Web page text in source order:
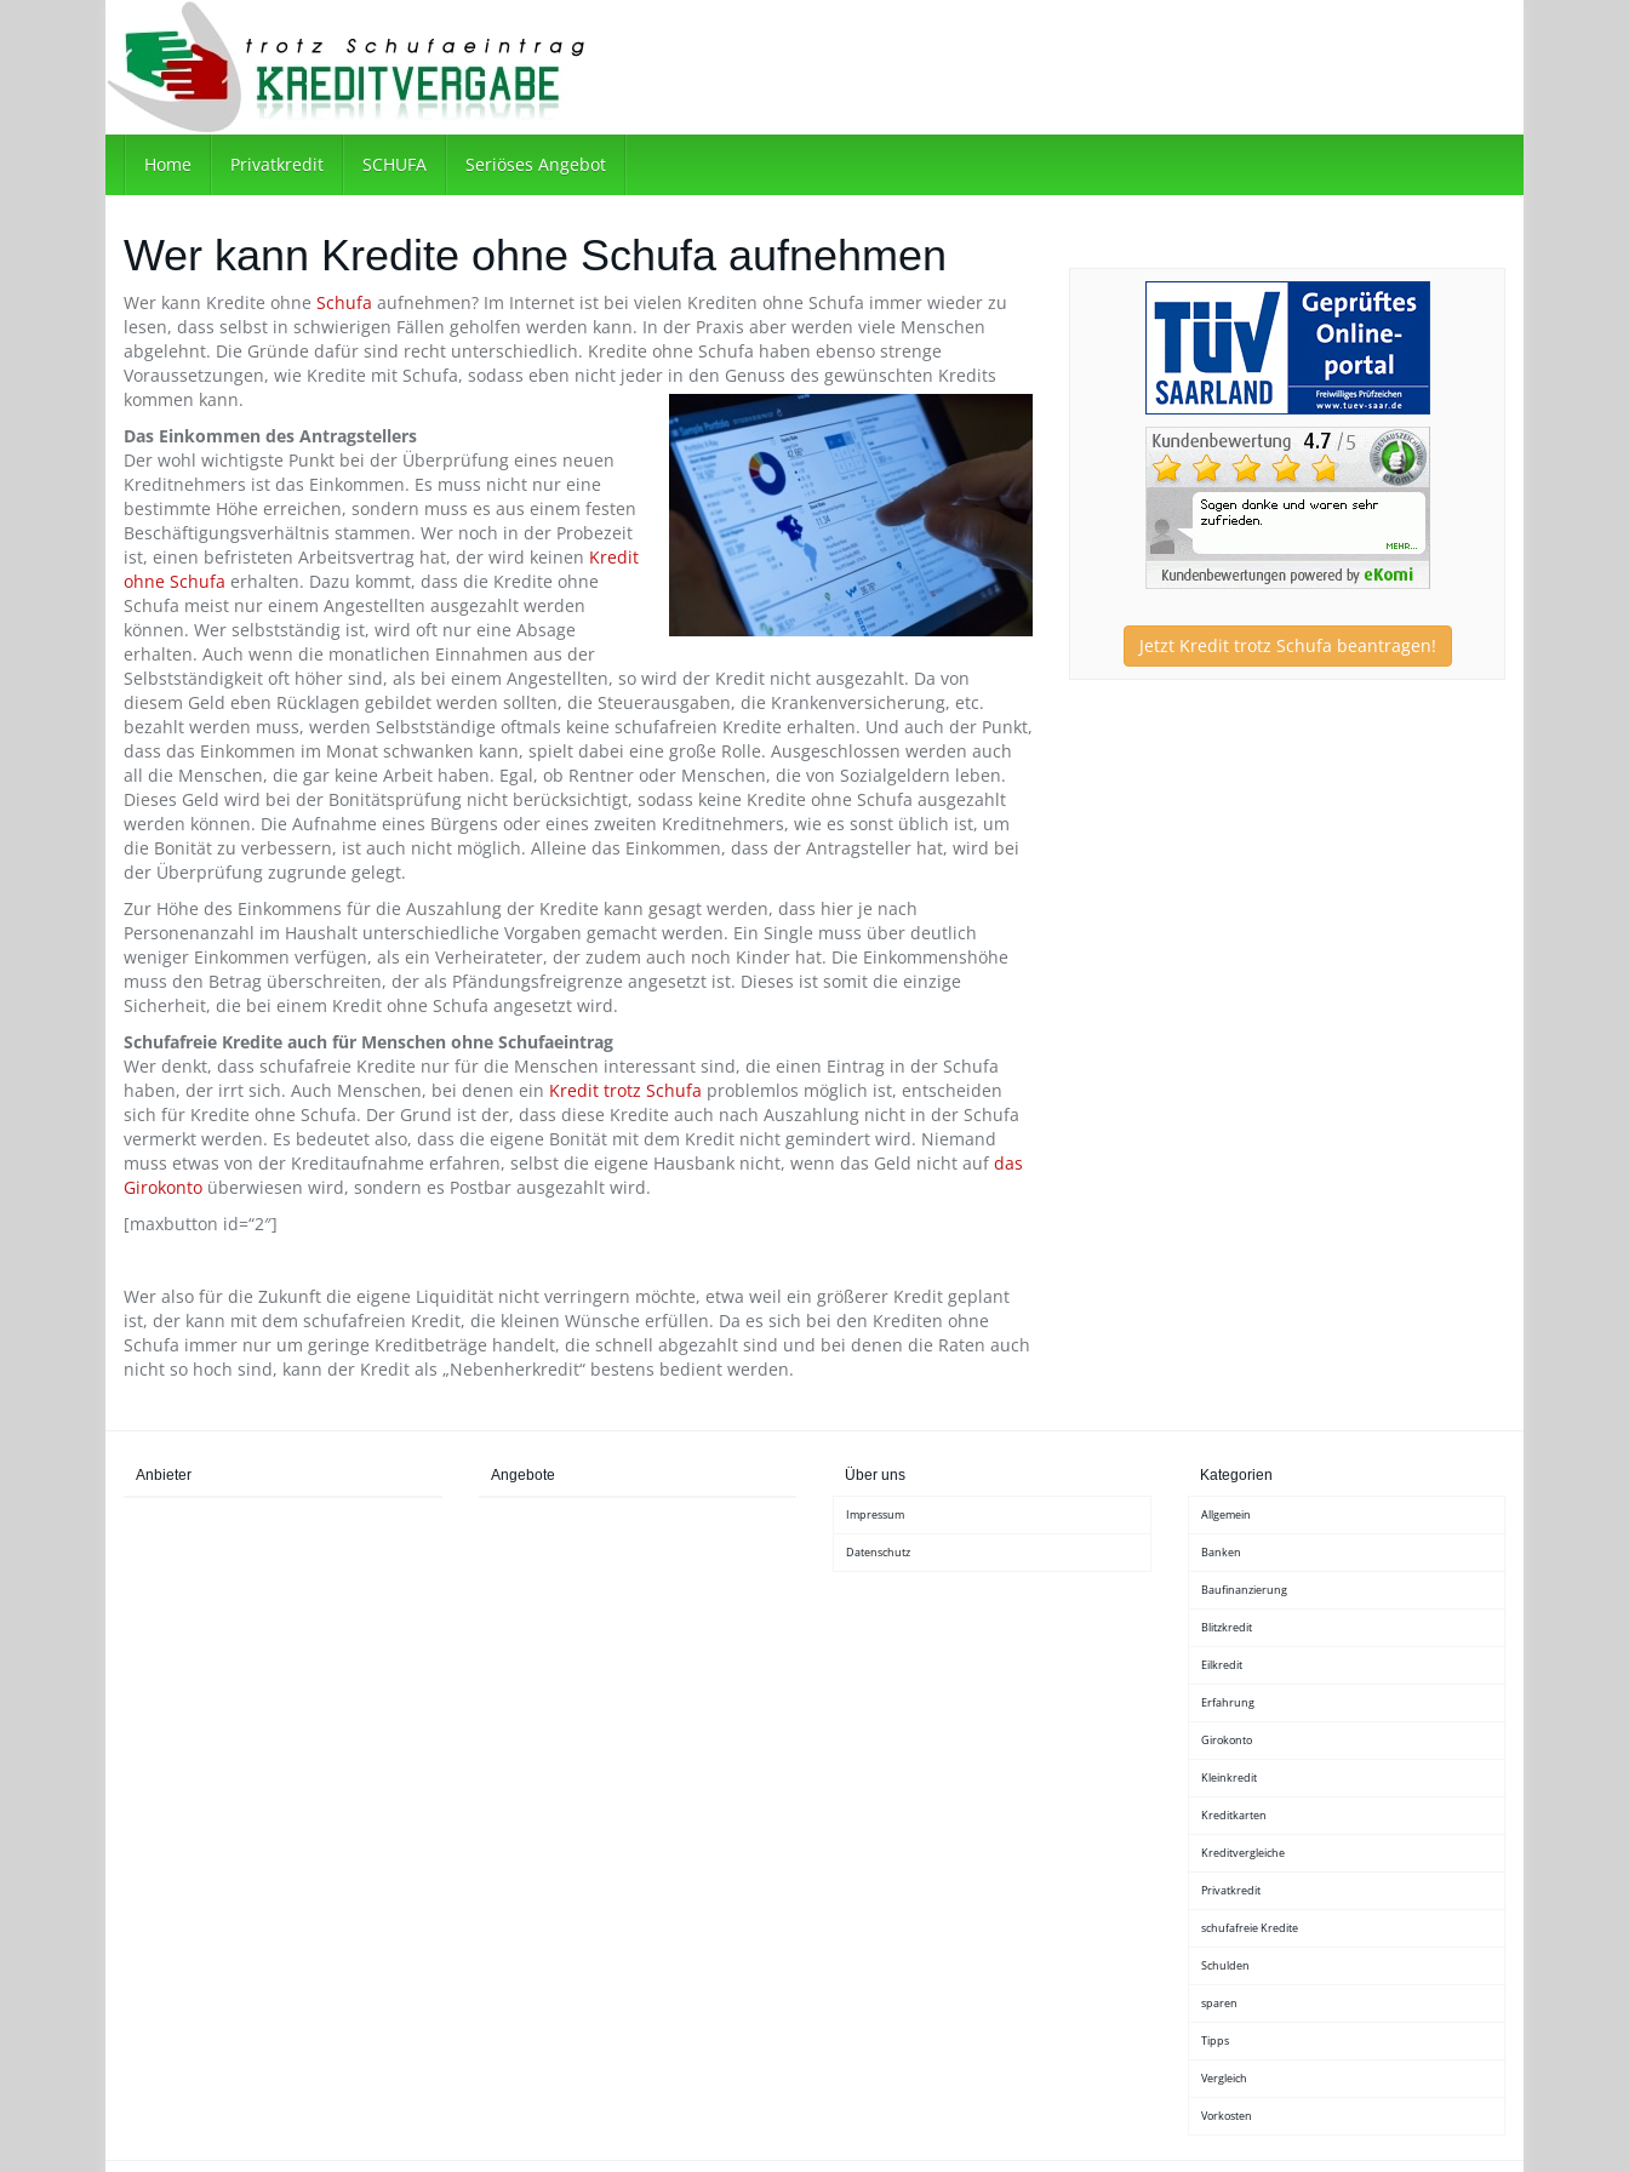
Home Privatkredit SCHUFA Seriöses Angebot
Wer kann Kredite ohne Schufa aufnehmen
Wer kann Kredite ohne Schufa aufnehmen? Im Internet ist bei vielen Krediten ohne Schufa immer wieder zu
lesen, dass selbst in schwierigen Fällen geholfen werden kann. In der Praxis aber werden viele Menschen
abgelehnt. Die Gründe dafür sind recht unterschiedlich. Kredite ohne Schufa haben ebenso strenge
Voraussetzungen, wie Kredite mit Schufa, sodass eben nicht jeder in den Genuss des gewünschten Kredits
kommen kann.
Das Einkommen des Antragstellers
Der wohl wichtigste Punkt bei der Überprüfung eines neuen
Kreditnehmers ist das Einkommen. Es muss nicht nur eine
bestimmte Höhe erreichen, sondern muss es aus einem festen
Beschäftigungsverhältnis stammen. Wer noch in der Probezeit
ist, einen befristeten Arbeitsvertrag hat, der wird keinen Kredit
ohne Schufa erhalten. Dazu kommt, dass die Kredite ohne
Schufa meist nur einem Angestellten ausgezahlt werden
können. Wer selbstständig ist, wird oft nur eine Absage
erhalten. Auch wenn die monatlichen Einnahmen aus der
Selbstständigkeit oft höher sind, als bei einem Angestellten, so wird der Kredit nicht ausgezahlt. Da von
diesem Geld eben Rücklagen gebildet werden sollten, die Steuerausgaben, die Krankenversicherung, etc.
bezahlt werden muss, werden Selbstständige oftmals keine schufafreien Kredite erhalten. Und auch der Punkt,
dass das Einkommen im Monat schwanken kann, spielt dabei eine große Rolle. Ausgeschlossen werden auch
all die Menschen, die gar keine Arbeit haben. Egal, ob Rentner oder Menschen, die von Sozialgeldern leben.
Dieses Geld wird bei der Bonitätsprüfung nicht berücksichtigt, sodass keine Kredite ohne Schufa ausgezahlt
werden können. Die Aufnahme eines Bürgens oder eines zweiten Kreditnehmers, wie es sonst üblich ist, um
die Bonität zu verbessern, ist auch nicht möglich. Alleine das Einkommen, dass der Antragsteller hat, wird bei
der Überprüfung zugrunde gelegt.
Zur Höhe des Einkommens für die Auszahlung der Kredite kann gesagt werden, dass hier je nach
Personenanzahl im Haushalt unterschiedliche Vorgaben gemacht werden. Ein Single muss über deutlich
weniger Einkommen verfügen, als ein Verheirateter, der zudem auch noch Kinder hat. Die Einkommenshöhe
muss den Betrag überschreiten, der als Pfändungsfreigrenze angesetzt ist. Dieses ist somit die einzige
Sicherheit, die bei einem Kredit ohne Schufa angesetzt wird.
Schufafreie Kredite auch für Menschen ohne Schufaeintrag
Wer denkt, dass schufafreie Kredite nur für die Menschen interessant sind, die einen Eintrag in der Schufa
haben, der irrt sich. Auch Menschen, bei denen ein Kredit trotz Schufa problemlos möglich ist, entscheiden
sich für Kredite ohne Schufa. Der Grund ist der, dass diese Kredite auch nach Auszahlung nicht in der Schufa
vermerkt werden. Es bedeutet also, dass die eigene Bonität mit dem Kredit nicht gemindert wird. Niemand
muss etwas von der Kreditaufnahme erfahren, selbst die eigene Hausbank nicht, wenn das Geld nicht aufdas
Girokonto überwiesen wird, sondern es Postbar ausgezahlt wird.
[maxbutton id=“2″]
Wer also für die Zukunft die eigene Liquidität nicht verringern möchte, etwa weil ein größerer Kredit geplant
ist, der kann mit dem schufafreien Kredit, die kleinen Wünsche erfüllen. Da es sich bei den Krediten ohne
Schufa immer nur um geringe Kreditbeträge handelt, die schnell abgezahlt sind und bei denen die Raten auch
nicht so hoch sind, kann der Kredit als „Nebenherkredit“ bestens bedient werden.
Jetzt Kredit trotz Schufa beantragen!
Anbieter Angebote Über uns
Impressum
Datenschutz
Kategorien
Allgemein
Banken
Baufinanzierung
Blitzkredit
Eilkredit
Erfahrung
Girokonto
Kleinkredit
Kreditkarten
Kreditvergleiche
Privatkredit
schufafreie Kredite
Schulden
sparen
Tipps
Vergleich
Vorkosten